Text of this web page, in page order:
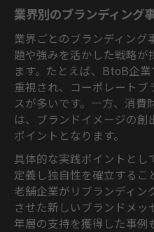
業界別のブランディング
業界ごとのブランディング
題や強みを活かした戦略が
ます。たとえば、BtoB企
重視され、コーポレートブ
スが多いです。一方、消費
は、ブランドイメージの
ポイントとなります。
具体的な実践ポイントとし
定義し独自性を確立するこ
老舗企業がリブランディン
させた新しいブランドメ
年層の支持を獲得した事例